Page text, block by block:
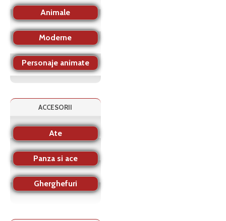
Animale
Moderne
Personaje animate
ACCESORII
Ate
Panza si ace
Gherghefuri